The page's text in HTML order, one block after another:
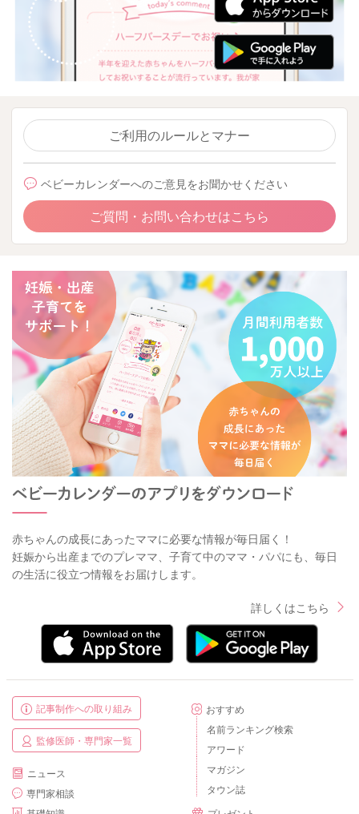
ご利用のルールとマナー
ベビーカレンダーへのご意見をお聞かせください
ご質問・お問い合わせはこちら
赤ちゃんの成長にあったママに必要な情報が毎日届く！
妊娠から出産までのプレママ、子育て中のママ・パパにも、毎日
の生活に役立つ情報をお届けします。
詳しくはこちら
記事制作への取り組み
監修医師・専門家一覧
ニュース
専門家相談
おすすめ
名前ランキング検索
アワード
マガジン
タウン誌